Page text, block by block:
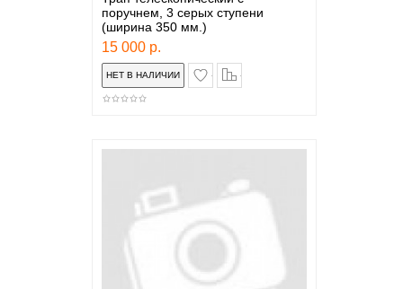
поручнем, 3 серых ступени
(ширина 350 мм.)
15 000 р.
в закладки